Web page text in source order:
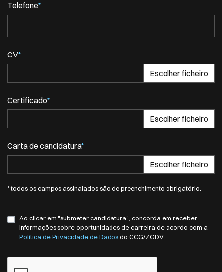
Telefone*
CV*
Certificado*
Carta de candidatura*
* todos os campos assinalados são de preenchimento obrigatório.
Ao clicar em "submeter candidatura", concorda em receber
informações sobre oportunidades de carreira de acordo com a
Política de Privacidade de Dadosdo CCG/ZGDV